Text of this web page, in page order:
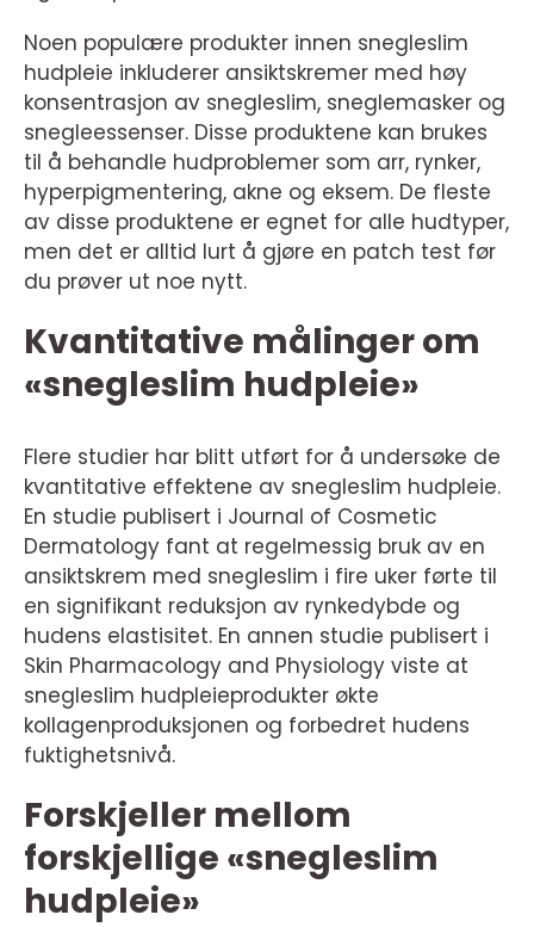
Noen populære produkter innen snegleslim
hudpleie inkluderer ansiktskremer med høy
konsentrasjon av snegleslim, sneglemasker og
snegleessenser. Disse produktene kan brukes
til å behandle hudproblemer som arr, rynker,
hyperpigmentering, akne og eksem. De fleste
av disse produktene er egnet for alle hudtyper,
men det er alltid lurt å gjøre en patch test før
du prøver ut noe nytt.
Kvantitative målinger om
«snegleslim hudpleie»
Flere studier har blitt utført for å undersøke de
kvantitative effektene av snegleslim hudpleie.
En studie publisert i Journal of Cosmetic
Dermatology fant at regelmessig bruk av en
ansiktskrem med snegleslim i fire uker førte til
en signifikant reduksjon av rynkedybde og
hudens elastisitet. En annen studie publisert i
Skin Pharmacology and Physiology viste at
snegleslim hudpleieprodukter økte
kollagenproduksjonen og forbedret hudens
fuktighetsnivå.
Forskjeller mellom
forskjellige «snegleslim
hudpleie»